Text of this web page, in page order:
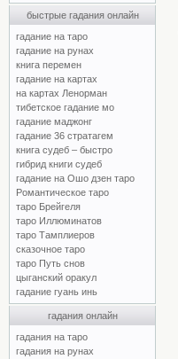
быстрые гадания онлайн
гадание на таро
гадание на рунах
книга перемен
гадание на картах
на картах Ленорман
тибетское гадание мо
гадание маджонг
гадание 36 стратагем
книга судеб – быстро
гибрид книги судеб
гадание на Ошо дзен таро
Романтическое таро
таро Брейгеля
таро Иллюминатов
таро Тамплиеров
сказочное таро
таро Путь снов
цыганский оракул
гадание гуань инь
гадания онлайн
гадания на таро
гадания на рунах